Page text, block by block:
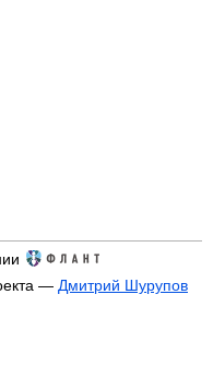
— Дмитрий Шурупов